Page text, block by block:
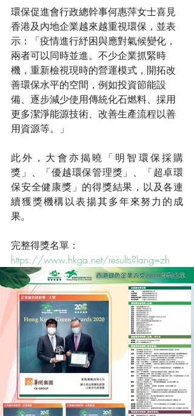
環保促進會行政總幹事何惠萍女士喜見
香港及內地企業越來越重視環保，並表
示：「疫情進行紓困與應對氣候變化，
兩者可以同時並進。不少企業抓緊時
機，重新檢視現時的營運模式，開拓改
善環保水平的空間，例如投資節能設
備、逐步減少使用傳統化石燃料、採用
更多潔淨能源技術、改善生產流程以善
用資源等。」
此外，大會亦揭曉「明智環保採購
獎」、「優越環保管理獎」、「超卓環
保安全健康獎」的得獎結果，以及各連
續獲獎機構以表揚其多年來努力的成
果。
完整得獎名單：
https://www.hkga.net/results?lang=zh